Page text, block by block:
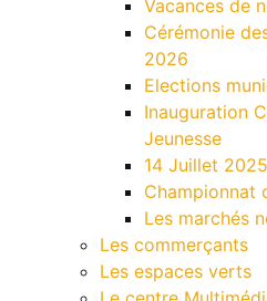
Vacances de
Cérémonie
2026
Elections
Inauguration
Jeunesse
14 Juillet 2025
Championnat
Les marchés
Les commerçants
Les espaces verts